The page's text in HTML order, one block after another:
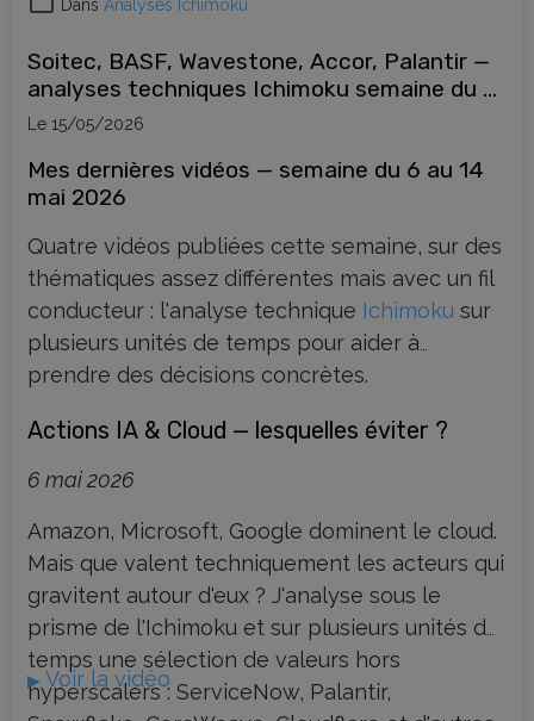
Dans Analyses Ichimoku
Soitec, BASF, Wavestone, Accor, Palantir —
analyses techniques Ichimoku semaine du 6
mai 2026
Le 15/05/2026
Mes dernières vidéos — semaine du 6 au 14
mai 2026
Quatre vidéos publiées cette semaine, sur des
thématiques assez différentes mais avec un fil
conducteur : l'analyse technique Ichimoku sur
plusieurs unités de temps pour aider à
prendre des décisions concrètes.
Actions IA & Cloud — lesquelles éviter ?
6 mai 2026
Amazon, Microsoft, Google dominent le cloud.
Mais que valent techniquement les acteurs qui
gravitent autour d'eux ? J'analyse sous le
prisme de l'Ichimoku et sur plusieurs unités de
temps une sélection de valeurs hors
hyperscalers : ServiceNow, Palantir,
▶ Voir la vidéo